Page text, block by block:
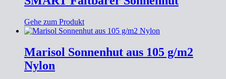
Gehe zum Produkt
Marisol Sonnenhut aus 105 g/m2
Nylon